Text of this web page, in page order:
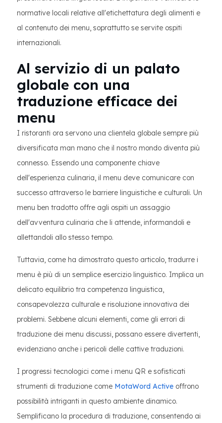
normative locali relative all'etichettatura degli alimenti e
al contenuto dei menu, soprattutto se servite ospiti
internazionali.
Al servizio di un palato
globale con una
traduzione efficace dei
menu
I ristoranti ora servono una clientela globale sempre più
diversificata man mano che il nostro mondo diventa più
connesso. Essendo una componente chiave
dell'esperienza culinaria, il menu deve comunicare con
successo attraverso le barriere linguistiche e culturali. Un
menu ben tradotto offre agli ospiti un assaggio
dell'avventura culinaria che li attende, informandoli e
allettandoli allo stesso tempo.
Tuttavia, come ha dimostrato questo articolo, tradurre i
menu è più di un semplice esercizio linguistico. Implica un
delicato equilibrio tra competenza linguistica,
consapevolezza culturale e risoluzione innovativa dei
problemi. Sebbene alcuni elementi, come gli errori di
traduzione dei menu discussi, possano essere divertenti,
evidenziano anche i pericoli delle cattive traduzioni.
I progressi tecnologici come i menu QR e sofisticati
strumenti di traduzione come MotaWord Active offrono
possibilità intriganti in questo ambiente dinamico.
Semplificano la procedura di traduzione, consentendo ai